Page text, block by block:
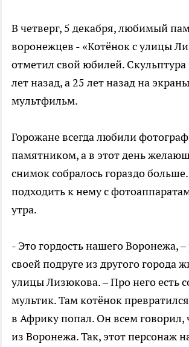
В четверг, 5 декабря, любимый
воронежцев - «Котёнок с улицы
отметил свой юбилей. Скульптура
лет назад, а 25 лет назад на
мультфильм.
Горожане всегда любили
памятником, а в этот день
снимок собралось гораздо
подходить к нему с
утра.
- Это гордость нашего Воронежа, –
своей подруге из другого города
улицы Лизюкова. – Про него есть
мультик. Там котёнок
в Африку попал. Он всем говорил,
из Воронежа. Так, этот персонаж